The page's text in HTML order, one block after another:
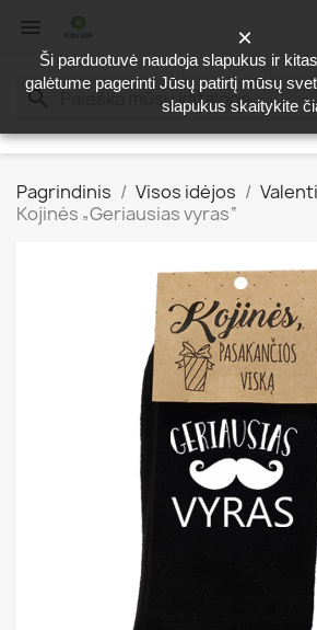

search
Pagrindinis Visos idėjos
Kojinės „Geriausias vyras“
Ši parduotuvė naudoja slapukus ir
galėtume pagerinti Jūsų patirtį mūsų
slapukus skaitykite
×